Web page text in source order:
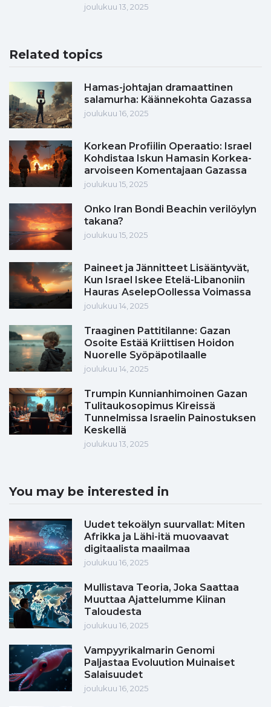
joulukuu 13, 2025
Related topics
Hamas-johtajan dramaattinen
salamurha: Käännekohta Gazassa
joulukuu 16, 2025
Korkean Profiilin Operaatio: Israel
Kohdistaa Iskun Hamasin Korkea-
arvoiseen Komentajaan Gazassa
joulukuu 15, 2025
Onko Iran Bondi Beachin verilöylyn
takana?
joulukuu 15, 2025
Paineet ja Jännitteet Lisääntyvät,
Kun Israel Iskee Etelä-Libanoniin
Hauras AselepOollessa Voimassa
joulukuu 14, 2025
Traaginen Pattitilanne: Gazan
Osoite Estää Kriittisen Hoidon
Nuorelle Syöpäpotilaalle
joulukuu 14, 2025
Trumpin Kunnianhimoinen Gazan
Tulitaukosopimus Kireissä
Tunnelmissa Israelin Painostuksen
Keskellä
joulukuu 13, 2025
You may be interested in
Uudet tekoälyn suurvallat: Miten
Afrikka ja Lähi-itä muovaavat
digitaalista maailmaa
joulukuu 16, 2025
Mullistava Teoria, Joka Saattaa
Muuttaa Ajattelumme Kiinan
Taloudesta
joulukuu 16, 2025
Vampyyrikalmarin Genomi
Paljastaa Evoluution Muinaiset
Salaisuudet
joulukuu 16, 2025